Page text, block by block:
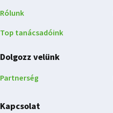
Rólunk
Top tanácsadóink
Dolgozz velünk
Partnerség
Kapcsolat